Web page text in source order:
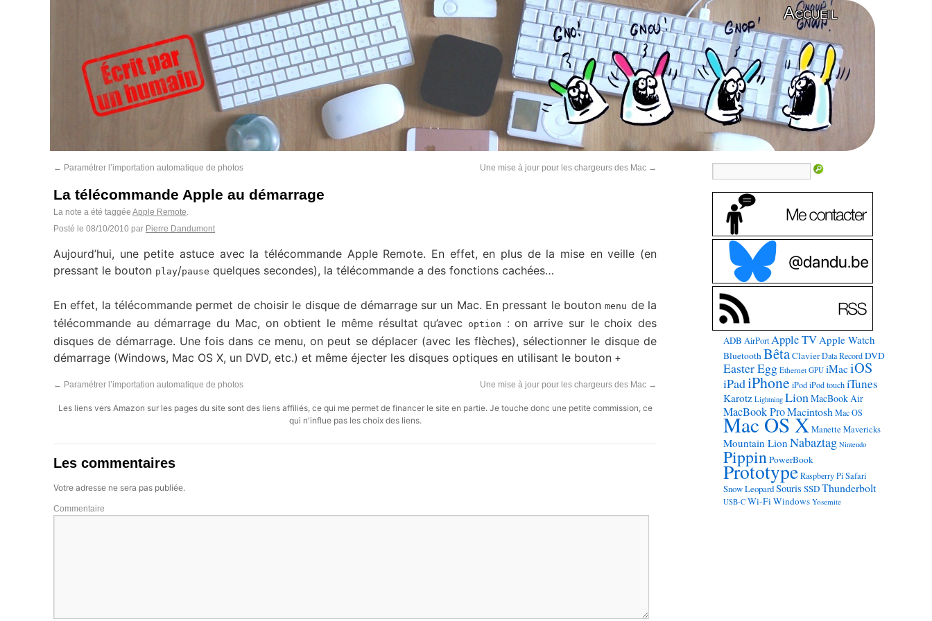
Accueil
← Paramétrer l’importation automatique de photos Une mise à jour pour les chargeurs des Mac →
La télécommande Apple au démarrage
La note a été taggée Apple Remote.
Posté le 08/10/2010 par Pierre Dandumont
Aujourd’hui, une petite astuce avec la télécommande Apple Remote. En effet, en plus de la mise en veille (en
pressant le bouton play/pause quelques secondes), la télécommande a des fonctions cachées…
En effet, la télécommande permet de choisir le disque de démarrage sur un Mac. En pressant le boutonmenu de la
télécommande au démarrage du Mac, on obtient le même résultat qu’avec
option
: on arrive sur le choix des
disques de démarrage. Une fois dans ce menu, on peut se déplacer (avec les flèches), sélectionner le disque de
démarrage (Windows, Mac OS X, un DVD, etc.) et même éjecter les disques optiques en utilisant le bouton +
← Paramétrer l’importation automatique de photos Une mise à jour pour les chargeurs des Mac →
Les liens vers Amazon sur les pages du site sont des liens affiliés, ce qui me permet de financer le site en partie. Je touche donc une petite commission, ce
qui n'influe pas les choix des liens.
Les commentaires
Votre adresse ne sera pas publiée.
Commentaire
ADB AirPort Apple TVApple Watch
BluetoothBêtaClavier Data Record DVD
Easter Egg Ethernet GPU iMaciOS
iPadiPhone iPod iPod touch iTunes
Karotz Lightning LionMacBook Air
MacBook ProMacintosh Mac OS
Mac OS X Manette Mavericks
Mountain Lion Nabaztag Nintendo
PippinPowerBook
Prototype Raspberry Pi Safari
Snow LeopardSouris SSDThunderbolt
USB-C Wi-FiWindows Yosemite